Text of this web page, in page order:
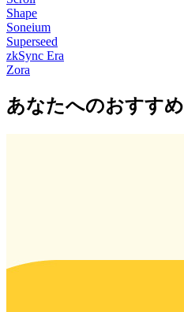
Shape
Soneium
Superseed
zkSync Era
Zora
あなたへのおすすめ